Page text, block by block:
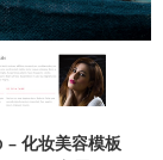
化妆美容模板